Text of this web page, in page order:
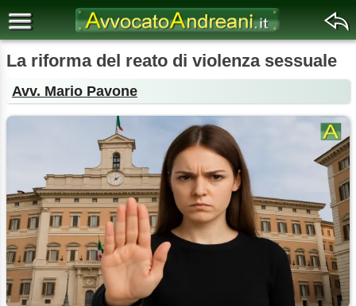
La riforma del reato di violenza sessuale
Avv. Mario Pavone